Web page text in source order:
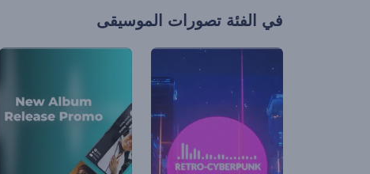
في الفئة تصورات الموسيقى